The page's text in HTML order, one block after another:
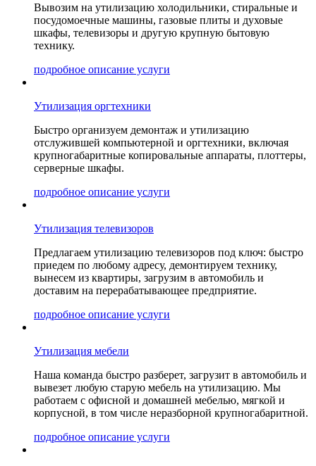
Вывозим на утилизацию холодильники, стиральные и
посудомоечные машины, газовые плиты и духовые
шкафы, телевизоры и другую крупную бытовую
технику.
подробное описание услуги
Утилизация оргтехники
Быстро организуем демонтаж и утилизацию
отслужившей компьютерной и оргтехники, включая
крупногабаритные копировальные аппараты, плоттеры,
серверные шкафы.
подробное описание услуги
Утилизация телевизоров
Предлагаем утилизацию телевизоров под ключ: быстро
приедем по любому адресу, демонтируем технику,
вынесем из квартиры, загрузим в автомобиль и
доставим на перерабатывающее предприятие.
подробное описание услуги
Утилизация мебели
Наша команда быстро разберет, загрузит в автомобиль и
вывезет любую старую мебель на утилизацию. Мы
работаем с офисной и домашней мебелью, мягкой и
корпусной, в том числе неразборной крупногабаритной.
подробное описание услуги